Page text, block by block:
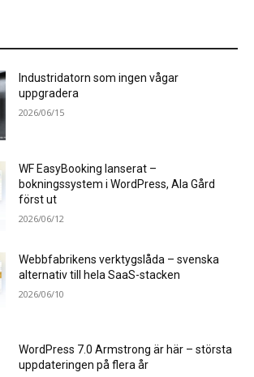
Industridatorn som ingen vågar
uppgradera
2026/06/15
WF EasyBooking lanserat –
bokningssystem i WordPress, Ala Gård
först ut
2026/06/12
Webbfabrikens verktygslåda – svenska
alternativ till hela SaaS-stacken
2026/06/10
WordPress 7.0 Armstrong är här – största
uppdateringen på flera år